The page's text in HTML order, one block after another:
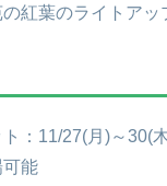
紅葉のライトアッ
ト：11/27(月)～30(
可能